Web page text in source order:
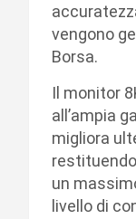
vengono
Borsa.
Il monitor
all’ampia
migliora
un
livello di